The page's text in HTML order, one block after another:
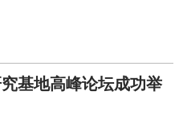
基地高峰论坛成功举